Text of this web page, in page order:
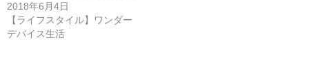
2018年6月4日
【ライフスタイル】ワンダー
デバイス生活